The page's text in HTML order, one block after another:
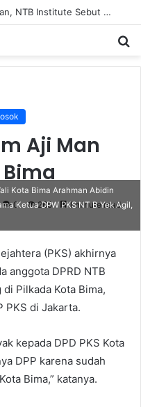
Dukung Program Prabowo Gibran, NTB Institute Sebut MBG dan Kopdes Solusi Percepatan Pembangunan Daerah 3T
Aji Man
0 265 1 minute read
Kota Bima Arahman Abidin
Ketua DPW PKS NT B Yek Agil,
(PKS) akhirnya
anggota DPRD NTB
Pilkada Kota Bima,
PKS di Jakarta.
kepada DPD PKS Kota
DPP karena sudah
Bima,” katanya.